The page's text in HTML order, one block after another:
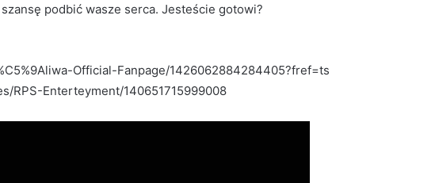
podbić wasze serca. Jesteście gotowi?
Official-Fanpage/1426062884284405?fref=ts
RPS-Enterteyment/140651715999008